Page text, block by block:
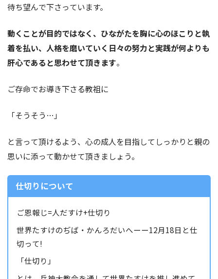
待ち望んで下さっています。
動くことが目的ではなく、ひながたを胸に心のほこりと執
着を払い、人格を磨いていく日々の努力と実践が何よりも
肝心であると思わせて頂きます。
ご存命でお導き下さる教祖に
「そうそう…」
と言って頂けるよう、心の成人を目指してしっかりと親の
思いに添って動かせて頂きましょう。
仕切りについて
ご恩報じ=人だすけ+仕切り
世界たすけのぢば・かんろだいへーー12月18日と仕
切って!
「仕切り」